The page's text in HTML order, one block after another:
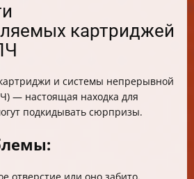
картриджей
и системы непрерывной
— настоящая находка для
подкидывать сюрпризы.
отверстие или оно забито.